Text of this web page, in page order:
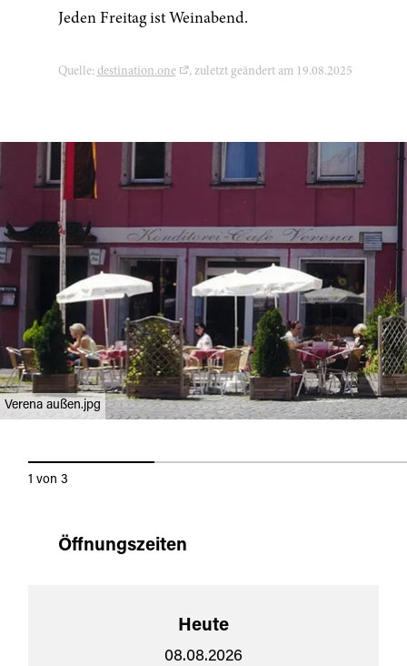
Jeden Freitag ist Weinabend.
Quelle: destination.one , zuletzt geändert am 19.08.2025
Verena außen.jpg
1 von3
Öffnungszeiten
Heute
08.08.2026